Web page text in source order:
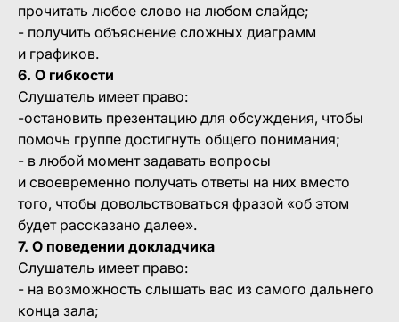
прочитать любое слово на любом слайде;
- получить объяснение сложных диаграмм
и графиков.
6. О гибкости
Слушатель имеет право:
-остановить презентацию для обсуждения, чтобы
помочь группе достигнуть общего понимания;
- в любой момент задавать вопросы
и своевременно получать ответы на них вместо
того, чтобы довольствоваться фразой «об этом
будет рассказано далее».
7. О поведении докладчика
Слушатель имеет право:
- на возможность слышать вас из самого дальнего
конца зала;